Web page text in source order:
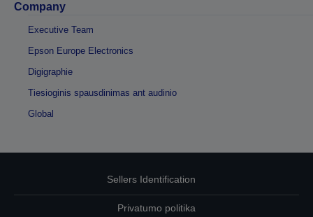
Company
Executive Team
Epson Europe Electronics
Digigraphie
Tiesioginis spausdinimas ant audinio
Global
Sellers Identification
Privatumo politika